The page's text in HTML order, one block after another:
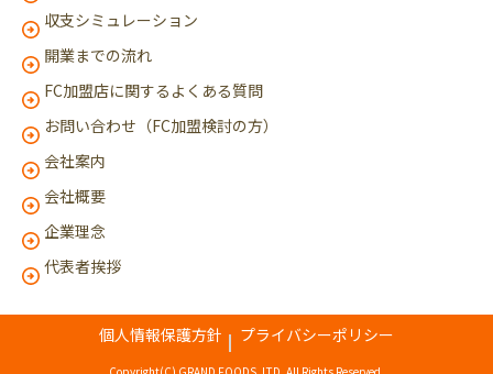
収支シミュレーション
開業までの流れ
FC加盟店に関するよくある質問
お問い合わせ（FC加盟検討の方）
会社案内
会社概要
企業理念
代表者挨拶
個人情報保護方針 プライバシーポリシー